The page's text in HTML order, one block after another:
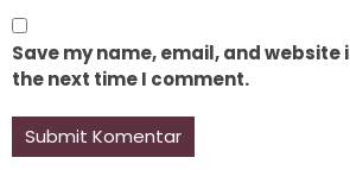
Save my name, email, and website
the next time I comment.